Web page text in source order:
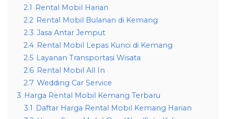
2.1 Rental Mobil Harian
2.2 Rental Mobil Bulanan di Kemang
2.3 Jasa Antar Jemput
2.4 Rental Mobil Lepas Kunci di Kemang
2.5 Layanan Transportasi Wisata
2.6 Rental Mobil All In
2.7 Wedding Car Service
3 Harga Rental Mobil Kemang Terbaru
3.1 Daftar Harga Rental Mobil Kemang Harian